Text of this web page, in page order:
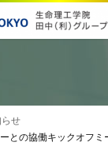
らせ
との協働キックオフミ